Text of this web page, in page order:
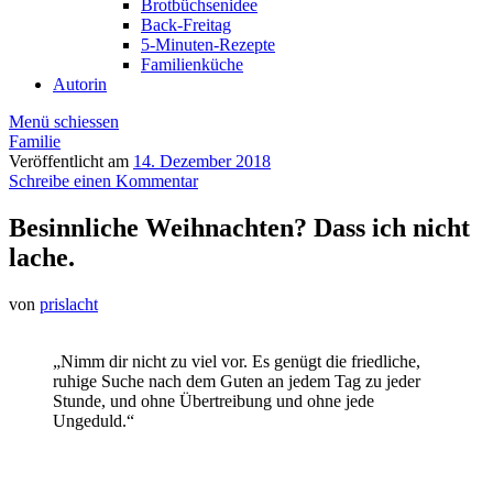
Brotbüchsenidee
Back-Freitag
5-Minuten-Rezepte
Familienküche
Autorin
Menü schiessen
Familie
Veröffentlicht am 14. Dezember 2018
Schreibe einen Kommentar
Besinnliche Weihnachten? Dass ich nicht
lache.
von prislacht
„Nimm dir nicht zu viel vor. Es genügt die friedliche,
ruhige Suche nach dem Guten an jedem Tag zu jeder
Stunde, und ohne Übertreibung und ohne jede
Ungeduld.“